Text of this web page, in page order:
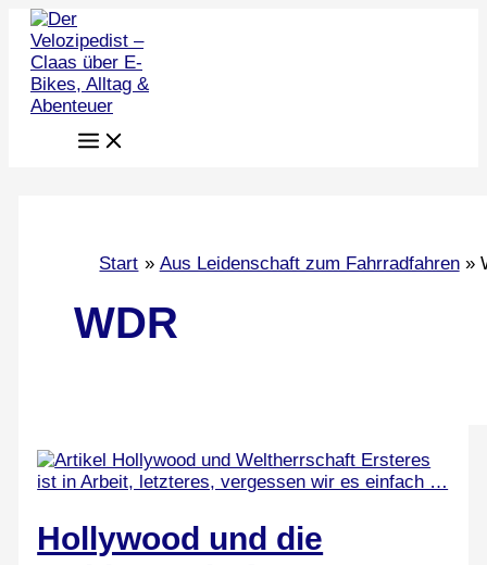
Zum
Inhalt
springen
Start Aus Leidenschaft zum Fahrradfahren
WDR
Hollywood und die